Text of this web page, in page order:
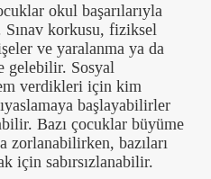
okul başarılarıyla
korkusu, fiziksel
ve yaralanma ya da
gelebilir. Sosyal
verdikleri için kim
başlayabilirler
Bazı çocuklar büyüme
zorlanabilirken, bazıları
için sabırsızlanabilir.